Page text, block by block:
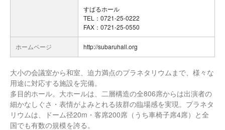
すばるホール
TEL：0721-25-0222
FAX：0721-25-0550
ホームページ http://subaruhall.org
大小の会議室から和室、迫力満点のプラネタリウムまで、様々な
用途に対応する施設を完備。
多目的ホール。大ホールは、二層構造の全806席からは出演者の
細かなしぐさ・表情がよみとれる抜群の臨場感を実現。プラネタ
リウムは、ドーム径20m・客席200席（うち車椅子席4席）と全
国でも有数の規模を誇る。